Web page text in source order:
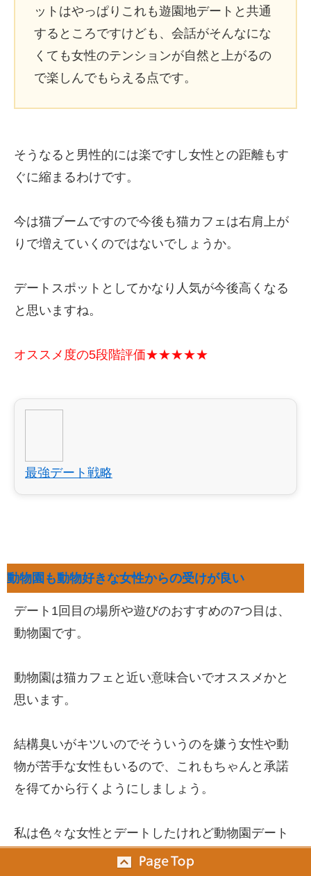
ットはやっぱりこれも遊園地デートと共通
するところですけども、会話がそんなにな
くても女性のテンションが自然と上がるの
で楽しんでもらえる点です。
そうなると男性的には楽ですし女性との距離もす
ぐに縮まるわけです。
今は猫ブームですので今後も猫カフェは右肩上が
りで増えていくのではないでしょうか。
デートスポットとしてかなり人気が今後高くなる
と思いますね。
オススメ度の5段階評価★★★★★
最強デート戦略
動物園も動物好きな女性からの受けが良い
デート1回目の場所や遊びのおすすめの7つ目は、
動物園です。
動物園は猫カフェと近い意味合いでオススメかと
思います。
結構臭いがキツいのでそういうのを嫌う女性や動
物が苦手な女性もいるので、これもちゃんと承諾
を得てから行くようにしましょう。
私は色々な女性とデートしたけれど動物園デート
を拒否る人って1人もいませんでした。